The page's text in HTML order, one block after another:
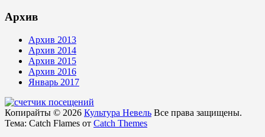
Архив
Архив 2013
Архив 2014
Архив 2015
Архив 2016
Январь 2017
Копирайты © 2026 Культура Невель Все права защищены.
Тема: Catch Flames от Catch Themes